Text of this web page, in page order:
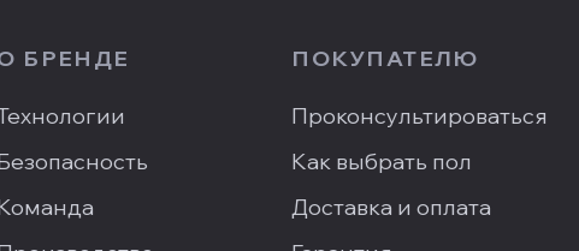
БРЕНДЕ ПОКУПАТЕЛЮ
Проконсультироваться
Как выбрать пол
Доставка и оплата